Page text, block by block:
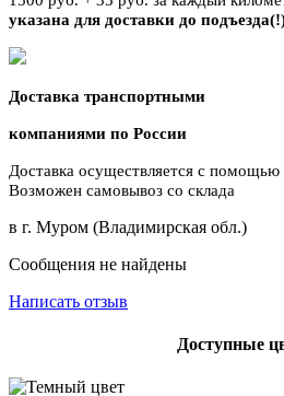
указана для доставки до
Доставка транспортными
компаниями по России
Доставка осуществляется с
Возможен самовывоз со склада
в г. Муром (Владимирская обл.)
Сообщения не найдены
Написать отзыв
Доступные